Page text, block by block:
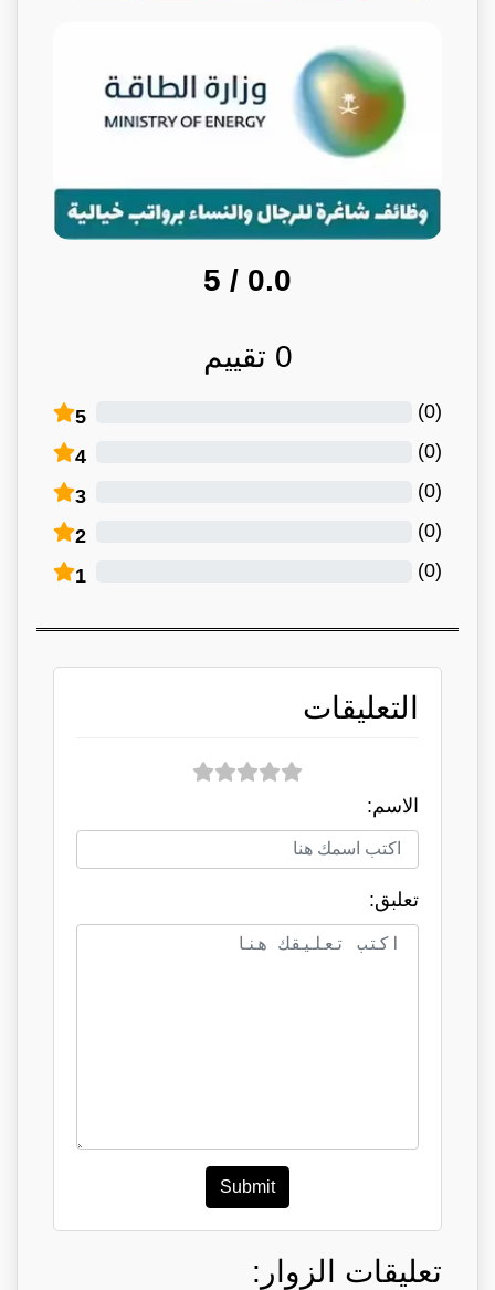
0.0
/ 5
0 تقييم
5 (
0
)
4 (
0
)
3 (
0
)
2 (
0
)
1 (
0
)
التعليقات
الاسم:
تعلبق:
Submit
تعليقات الزوار: